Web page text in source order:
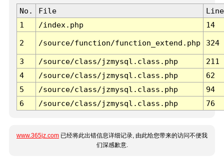
No. File
Line
1
/index.php 14
2 /source/function/function_extend.php 324
3 /source/class/jzmysql.class.php
211
4
/source/class/jzmysql.class.php
62
5
/source/class/jzmysql.class.php
94
6
/source/class/jzmysql.class.php 76
www.365jz.com 已经将此出错信息详细记录, 由此给您带来的访问不便我
们深感歉意.